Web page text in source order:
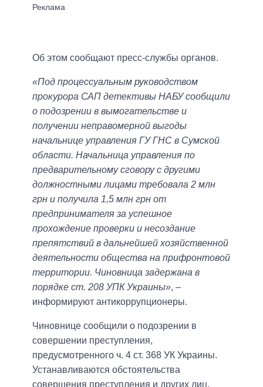
Об этом сообщают пресс-службы органов.
«Под процессуальным руководством
прокурора САП детективы НАБУ сообщили
о подозрении в вымогательстве и
получении неправомерной выгоды
начальнице управления ГУ ГНС в Сумской
области. Начальница управления по
предварительному сговору с другими
должностными лицами требовала 2 млн
грн и получила 1,5 млн грн от
предпринимателя за успешное
прохождение проверки и несоздание
препятствий в дальнейшей хозяйственной
деятельности общества на прифронтовой
территории. Чиновница задержана в
порядке ст. 208 УПК Украины», –
информируют антикоррупционеры.
Чиновнице сообщили о подозрении в
совершении преступления,
предусмотренного ч. 4 ст. 368 УК Украины.
Устанавливаются обстоятельства
совершения преступления и других лиц,